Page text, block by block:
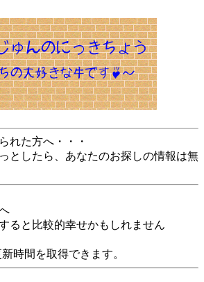
れた方へ・・・
としたら、あなたのお探しの情報は無
ると比較的幸せかもしれません
時間を取得できます。